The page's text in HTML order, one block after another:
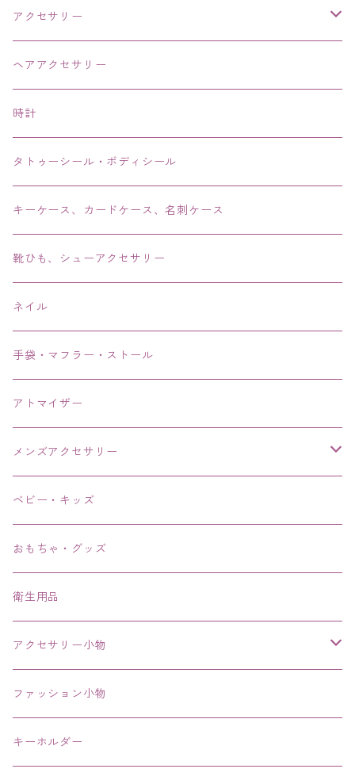
アクセサリー
ネックレス・チョーカー
ピアス・イヤリング・鼻ピアス
リング・指輪
ブレス・バングル・ブレスレット・腕輪
アンクレット
ヘアアクセサリー
時計
タトゥーシール・ボディシール
キーケース、カードケース、名刺ケース
靴ひも、シューアクセサリー
ネイル
手袋・マフラー・ストール
アトマイザー
メンズアクセサリー
リング、指輪
ブレスレット、バングル、ブレス、腕輪
ネックレス、チョーカー
その他
ベビー・キッズ
おもちゃ・グッズ
衛生用品
アクセサリー小物
エコバッグ コンビニ
ファッション小物
キーホルダー